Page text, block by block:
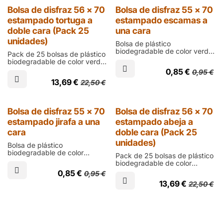
dinosaurio
Bolsa de disfraz 56 x 70
estampado tortuga a
doble cara (Pack 25
unidades)
Pack de 25 bolsas de plástico
biodegradable de color verde
talla infantil de 700 mm de
alto, 560 de ancho y 200
grupos de niños de reptil,
anfibio, dragón, dinosaurio o
tortuga en guarderías,
escuelas y ludotecas
13,69€ 22,50€
Outlet
Bolsa de disfraz 55 x 70
estampado escamas a
una cara
Bolsa de plástico
biodegradable de color verde
cara de talla infantil de 700
mm de alto, 550 de ancho y
0,85€ 0,95€
Outlet
Bolsa de disfraz 55 x 70
estampado jirafa a una
cara
Bolsa de plástico
biodegradable de color
impresas a una cara de talla
infantil de 700 mm de alto,
0,85€ 0,95€
Bolsa de disfraz 56 x 70
estampado abeja a
doble cara (Pack 25
unidades)
Pack de 25 bolsas de plástico
biodegradable de color
impresas a doble cara de talla
infantil de 700 mm de alto,
13,69€ 22,50€